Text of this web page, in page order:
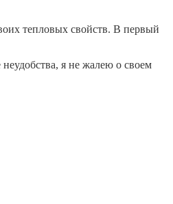
тепловых свойств. В первый
я не жалею о своем